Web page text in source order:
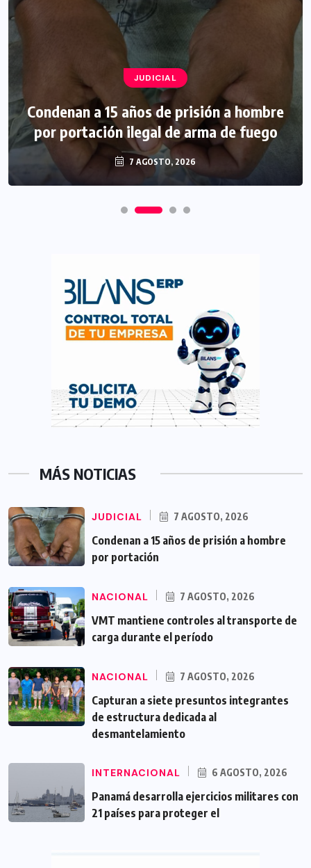
JUDICIAL
Condenan a 15 años de prisión a hombre
por portación ilegal de arma de fuego
7 AGOSTO, 2026
MÁS NOTICIAS
JUDICIAL 7 AGOSTO, 2026
Condenan a 15 años de prisión a hombre
por portación
NACIONAL 7 AGOSTO, 2026
VMT mantiene controles al transporte de
carga durante el período
NACIONAL 7 AGOSTO, 2026
Capturan a siete presuntos integrantes
de estructura dedicada al
desmantelamiento
INTERNACIONAL 6 AGOSTO, 2026
Panamá desarrolla ejercicios militares con
21 países para proteger el